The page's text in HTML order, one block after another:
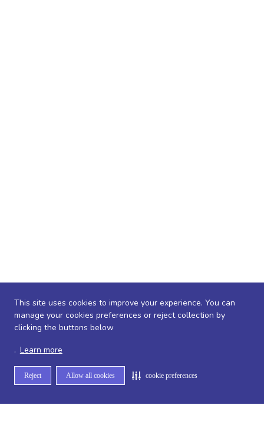
This site uses cookies to improve your experience. You can
manage your cookies preferences or reject collection by
clicking the buttons below
. Learn more
Reject Allow all cookies cookie preferences